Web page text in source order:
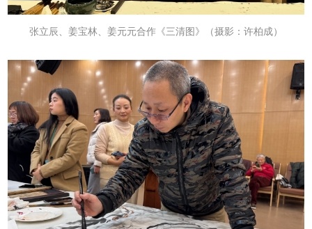
张立辰、姜宝林、姜元元合作《三清图》 （摄影：许柏成）